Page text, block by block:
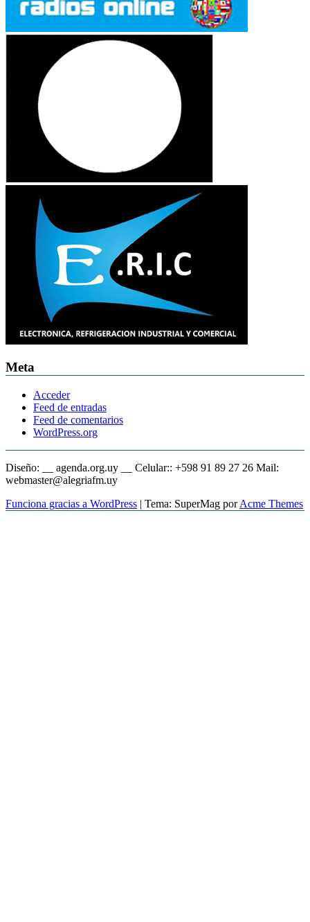
Meta
Acceder
Feed de entradas
Feed de comentarios
WordPress.org
Diseño: __ agenda.org.uy __ Celular:: +598 91 89 27 26 Mail:
webmaster@alegriafm.uy
Funciona gracias a WordPress | Tema: SuperMag porAcme Themes